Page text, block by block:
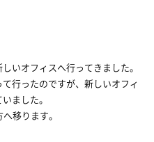
いオフィスへ行ってきました。
行ったのですが、新しいオフィ
ました。
移ります。